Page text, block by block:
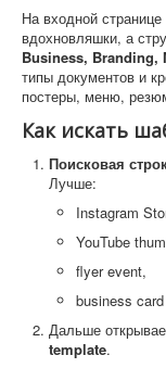
На входной
вдохновляшки, а
Business, Branding,
типы документов и
постеры, меню,
Как искать
Поисковая
Лучше:
Instagram
YouTube
flyer event,
business
Дальше
template.